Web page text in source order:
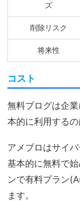
ズ
削除リスク
将来性
コスト
無料ブログは企
本的に利用するの
アメブロはサイ
基本的に無料で
ンで有料プラン
ます。